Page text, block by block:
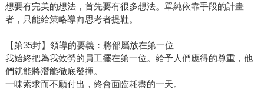
想要有完美的想法，首先要有很多想法。單純依靠手段的計畫
者，只能給策略導向思考者提鞋。
【第35封】領導的要義：將部屬放在第一位
我始終把為我效勞的員工擺在第一位。給予人們應得的尊重，他
們就能將潛能徹底發揮。
一味索求而不願付出，終會面臨耗盡的一天。